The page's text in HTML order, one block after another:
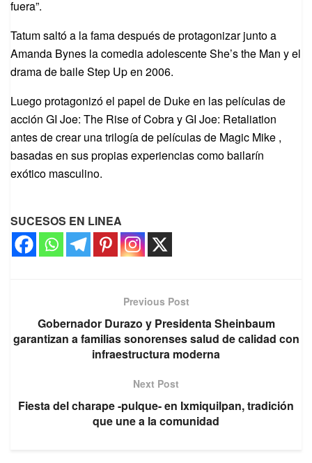
fuera”.
Tatum saltó a la fama después de protagonizar junto a
Amanda Bynes la comedia adolescente She’s the Man y el
drama de baile Step Up en 2006.
Luego protagonizó el papel de Duke en las películas de
acción GI Joe: The Rise of Cobra y GI Joe: Retaliation
antes de crear una trilogía de películas de Magic Mike ,
basadas en sus propias experiencias como bailarín
exótico masculino.
SUCESOS EN LINEA
Previous Post
Gobernador Durazo y Presidenta Sheinbaum
garantizan a familias sonorenses salud de calidad con
infraestructura moderna
Next Post
Fiesta del charape -pulque- en Ixmiquilpan, tradición
que une a la comunidad